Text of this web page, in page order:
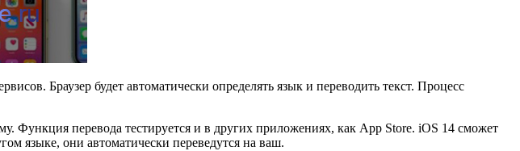
Браузер будет автоматически определять язык и переводить текст. Процесс
Функция перевода тестируется и в других приложениях, как App Store. iOS 14 сможет
языке, они автоматически переведутся на ваш.